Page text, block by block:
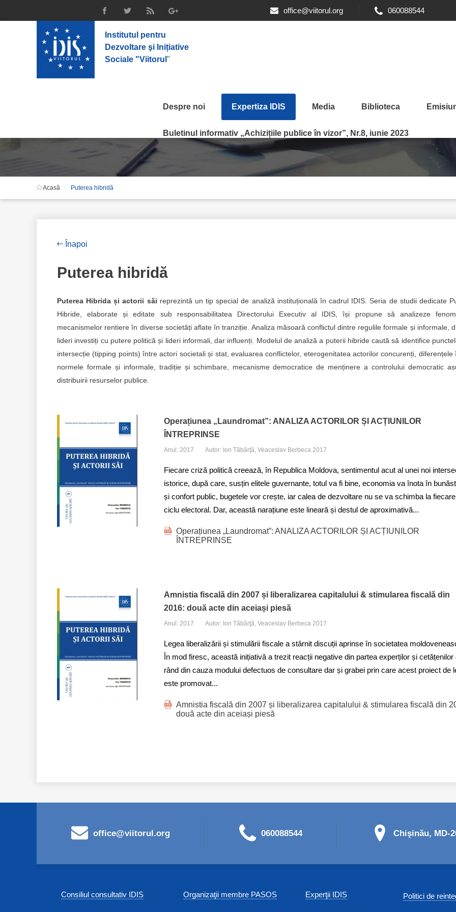
office@viitorul.org 060088544
Institutul pentru
Dezvoltare şi Inițiative
Sociale "Viitorul "
Despre noi Expertiza IDIS Media Biblioteca
Buletinul informativ „Achizițiile publice în vizor”, Nr.8, iunie 2023
Puterea hibridă
Acasă Puterea hibridă
Înapoi
Puterea hibridă
Puterea Hibrida și actorii săi reprezintă un tip special de analiză instituțională în cadrul IDIS. Seria de studii dedicate
Hibride, elaborate și editate sub responsabilitatea Directorului Executiv al IDIS, își propune să analizeze
mecanismelor rentiere în diverse societăți aflate în tranziție. Analiza măsoară conflictul dintre regulile formale și informale,
lideri investiți cu putere politică și lideri informali, dar influenți. Modelul de analiză a puterii hibride caută să identifice
intersecție (tipping points) între actori societali și stat, evaluarea conflictelor, eterogenitatea actorilor concurenți, diferențele
normele formale și informale, tradiție și schimbare, mecanisme democratice de menținere a controlului democratic
distribuirii resurselor publice.
Operațiunea „Laundromat”: ANALIZA ACTORILOR ȘI ACȚIUNILOR
ÎNTREPRINSE
Anul: 2017 Autor: Ion Tăbârţă, Veaceslav Berbeca 2017
Fiecare criză politică creează, în Republica Moldova, sentimentul acut al unei noi
istorice, după care, susțin elitele guvernante, totul va fi bine, economia va înota în
și confort public, bugetele vor crește, iar calea de dezvoltare nu se va schimba la fiecare
ciclu electoral. Dar, această narațiune este lineară și destul de aproximativă...
Operațiunea „Laundromat”: ANALIZA ACTORILOR ȘI ACȚIUNILOR
ÎNTREPRINSE
Amnistia fiscală din 2007 și liberalizarea capitalului & stimularea fiscală din
2016: două acte din aceiași piesă
Anul: 2017 Autor: Ion Tăbârţă, Veaceslav Berbeca 2017
Legea liberalizării și stimulării fiscale a stârnit discuții aprinse în societatea
În mod firesc, această inițiativă a trezit reacții negative din partea experților și cetățenilor
rând din cauza modului defectuos de consultare dar și grabei prin care acest proiect de
este promovat...
Amnistia fiscală din 2007 și liberalizarea capitalului & stimularea fiscală din
două acte din aceiași piesă
office@viitorul.org 060088544 Chişinău, MD-
Consiliul consultativ IDIS Organizaţii membre PASOS Experţii IDIS Politici de